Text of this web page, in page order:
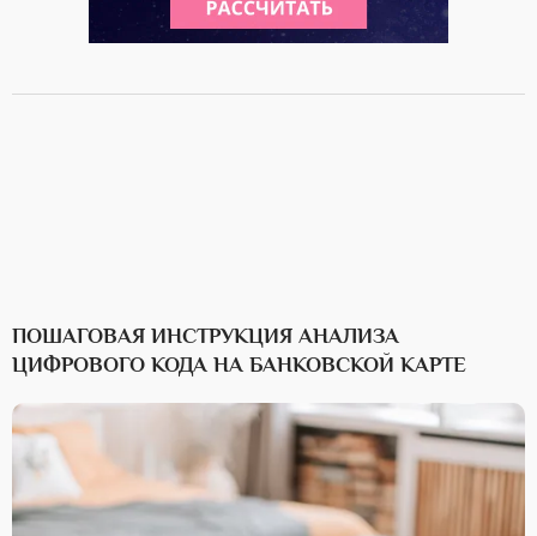
ПОШАГОВАЯ ИНСТРУКЦИЯ АНАЛИЗА
ЦИФРОВОГО КОДА НА БАНКОВСКОЙ КАРТЕ